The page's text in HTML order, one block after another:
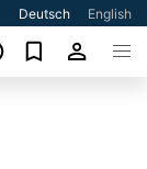
Deutsch English